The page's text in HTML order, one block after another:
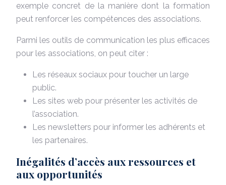
exemple concret de la manière dont la formation
peut renforcer les compétences des associations.
Parmi les outils de communication les plus efficaces
pour les associations, on peut citer :
Les réseaux sociaux pour toucher un large
public.
Les sites web pour présenter les activités de
l’association.
Les newsletters pour informer les adhérents et
les partenaires.
Inégalités d’accès aux ressources et
aux opportunités